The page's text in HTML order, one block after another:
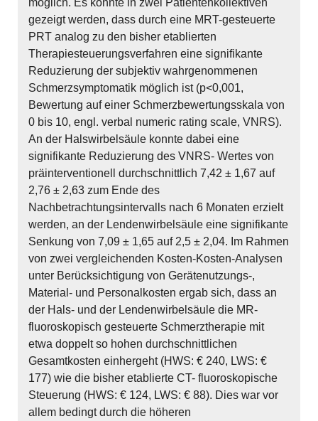
möglich. Es konnte in zwei Patientenkollektiven
gezeigt werden, dass durch eine MRT-gesteuerte
PRT analog zu den bisher etablierten
Therapiesteuerungsverfahren eine signifikante
Reduzierung der subjektiv wahrgenommenen
Schmerzsymptomatik möglich ist (p<0,001,
Bewertung auf einer Schmerzbewertungsskala von
0 bis 10, engl. verbal numeric rating scale, VNRS).
An der Halswirbelsäule konnte dabei eine
signifikante Reduzierung des VNRS- Wertes von
präinterventionell durchschnittlich 7,42 ± 1,67 auf
2,76 ± 2,63 zum Ende des
Nachbetrachtungsintervalls nach 6 Monaten erzielt
werden, an der Lendenwirbelsäule eine signifikante
Senkung von 7,09 ± 1,65 auf 2,5 ± 2,04. Im Rahmen
von zwei vergleichenden Kosten-Kosten-Analysen
unter Berücksichtigung von Gerätenutzungs-,
Material- und Personalkosten ergab sich, dass an
der Hals- und der Lendenwirbelsäule die MR-
fluoroskopisch gesteuerte Schmerztherapie mit
etwa doppelt so hohen durchschnittlichen
Gesamtkosten einhergeht (HWS: € 240, LWS: €
177) wie die bisher etablierte CT- fluoroskopische
Steuerung (HWS: € 124, LWS: € 88). Dies war vor
allem bedingt durch die höheren